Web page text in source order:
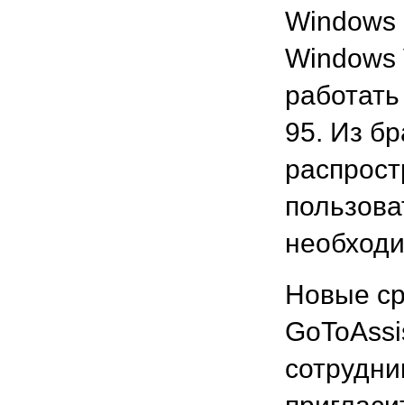
Windows
95. Из
Новые